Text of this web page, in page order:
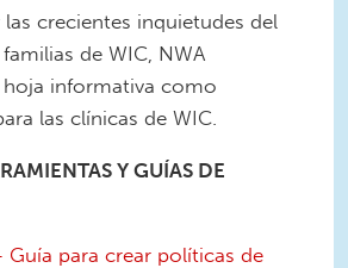
las crecientes inquietudes del
de WIC, NWA
hoja informativa como
las clínicas de WIC.
Y GUÍAS DE
Guía para crear políticas de